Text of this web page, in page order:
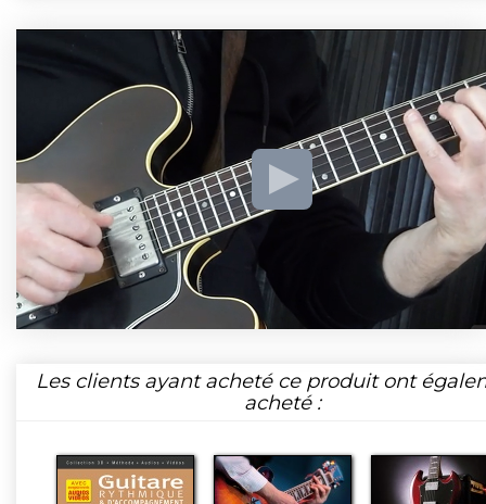
Les clients ayant acheté ce produit ont
acheté :